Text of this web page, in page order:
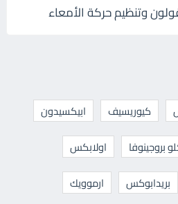
وتنظيم حركة الأمعاء
كيوريسيف
ابيكسيدون
بروجينوفا
اولابكس
بريدابوكس
ارموويك